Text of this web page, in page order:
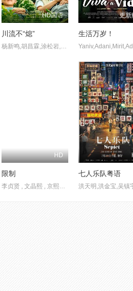
HD国语
川流不“熄”
杨新鸣,胡昌霖,涂松岩,代乐乐,杨童舒,巩峥,何赛飞,林永健,毕克辰
更新
生活万岁！
HD
限制
李贞贤 , 文晶熙 , 京熙妍 , 朴明勋 , 崔德门 , 朴庆惠
七人乐队粤语